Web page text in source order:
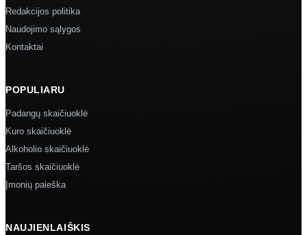
Redakcijos politika
Naudojimo sąlygos
Kontaktai
POPULIARU
Padangų skaičiuoklė
Kuro skaičiuoklė
Alkoholio skaičiuoklė
Taršos skaičiuoklė
Įmonių paieška
NAUJIENLAIŠKIS